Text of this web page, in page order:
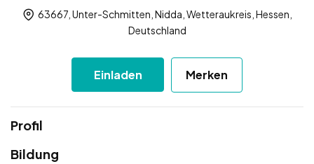
63667, Unter-Schmitten, Nidda, Wetteraukreis, Hessen,
Deutschland
Einladen Merken
Profil
Bildung